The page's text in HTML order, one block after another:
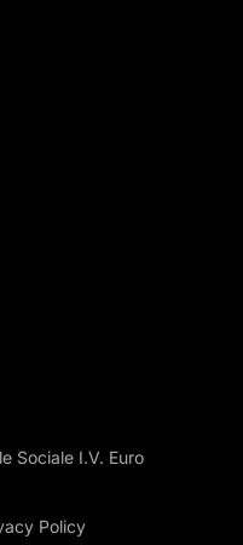
Sociale I.V. Euro
Policy